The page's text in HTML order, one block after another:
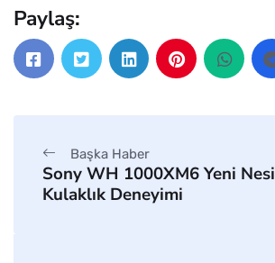
Paylaş:
Başka Haber
Sony WH 1000XM6 Yeni
Kulaklık Deneyimi